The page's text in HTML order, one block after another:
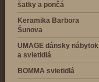
šatky a pončá
Keramika Barbora
Šunova
UMAGE dánsky nábytok
a svietidlá
BOMMA svietidlá